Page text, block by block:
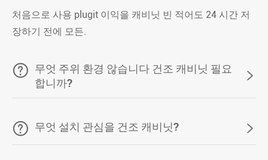
처음으로 사용 plugit 이익을 캐비닛 빈 적어도 24 시간 저
장하기 전에 모든.
 무엇 주위 환경 않습니다 건조 캐비닛 필요
합니까?

 무엇 설치 관심을 건조 캐비닛? 